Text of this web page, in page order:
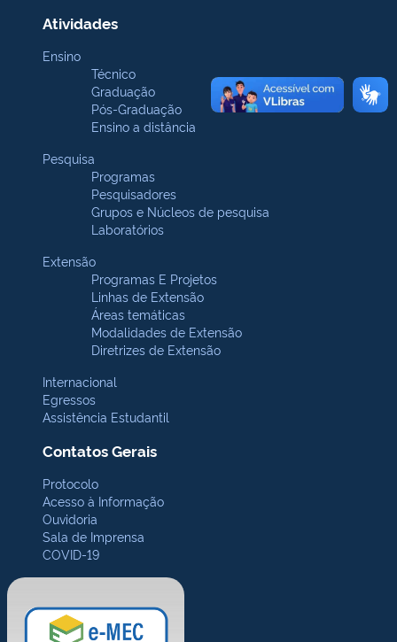
Atividades
Ensino
Técnico
Graduação
Pós-Graduação
Ensino a distância
Pesquisa
Programas
Pesquisadores
Grupos e Núcleos de pesquisa
Laboratórios
Extensão
Programas E Projetos
Linhas de Extensão
Áreas temáticas
Modalidades de Extensão
Diretrizes de Extensão
Internacional
Egressos
Assistência Estudantil
Contatos Gerais
Protocolo
Acesso à Informação
Ouvidoria
Sala de Imprensa
COVID-19